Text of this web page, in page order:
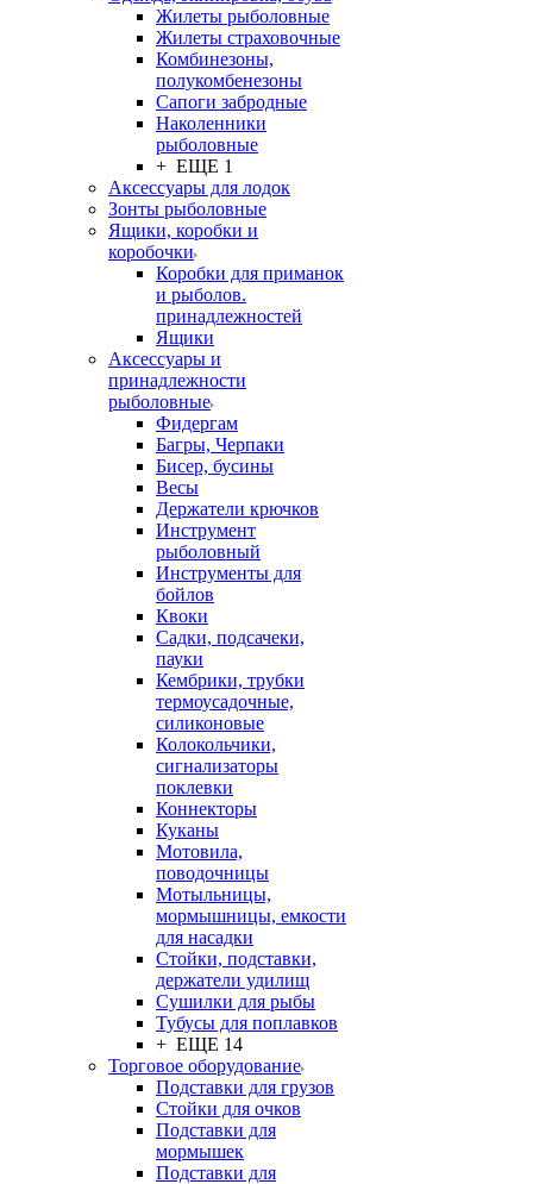
Жилеты рыболовные
Жилеты страховочные
Комбинезоны,
полукомбенезоны
Сапоги забродные
Наколенники
рыболовные
+ ЕЩЕ 1
Аксессуары для лодок
Зонты рыболовные
Ящики, коробки и
коробочки
Коробки для приманок
и рыболов.
принадлежностей
Ящики
Аксессуары и
принадлежности
рыболовные
Фидергам
Багры, Черпаки
Бисер, бусины
Весы
Держатели крючков
Инструмент
рыболовный
Инструменты для
бойлов
Квоки
Садки, подсачеки,
пауки
Кембрики, трубки
термоусадочные,
силиконовые
Колокольчики,
сигнализаторы
поклевки
Коннекторы
Куканы
Мотовила,
поводочницы
Мотыльницы,
мормышницы, емкости
для насадки
Стойки, подставки,
держатели удилищ
Сушилки для рыбы
Тубусы для поплавков
+ ЕЩЕ 14
Торговое оборудование
Подставки для грузов
Стойки для очков
Подставки для
мормышек
Подставки для